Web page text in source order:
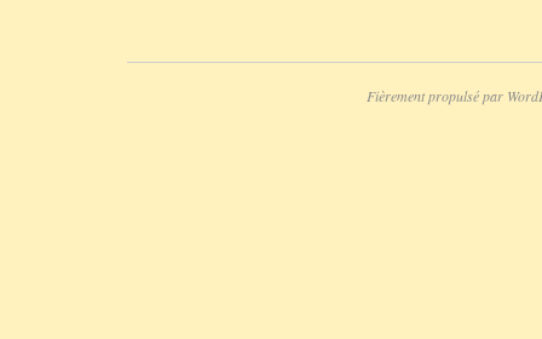
Fièrement propulsé par